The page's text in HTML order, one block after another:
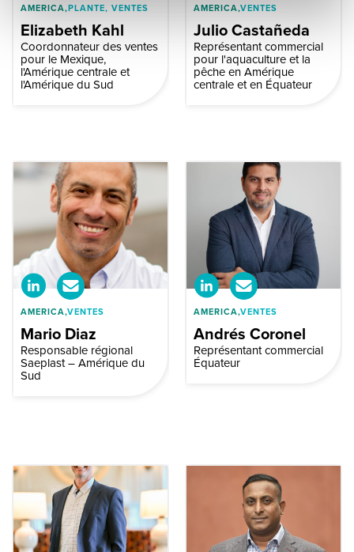
AMERICA,PLANTE, VENTES
Elizabeth Kahl
Coordonnateur des ventes
pour le Mexique,
l'Amérique centrale et
l'Amérique du Sud
AMERICA,VENTES
Julio Castañeda
Représentant commercial
pour l'aquaculture et la
pêche en Amérique
centrale et en Équateur
AMERICA,VENTES
Mario Diaz
Responsable régional
Saeplast – Amérique du
Sud
AMERICA,VENTES
Andrés Coronel
Représentant commercial
Équateur